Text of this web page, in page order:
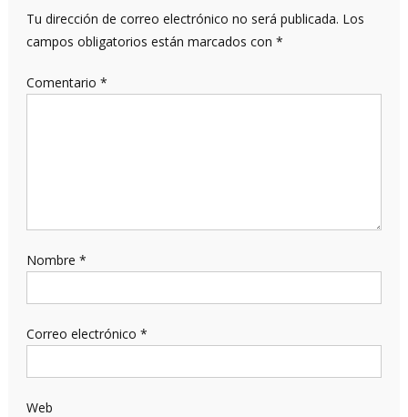
Tu dirección de correo electrónico no será publicada. Los
campos obligatorios están marcados con *
Comentario *
Nombre *
Correo electrónico *
Web